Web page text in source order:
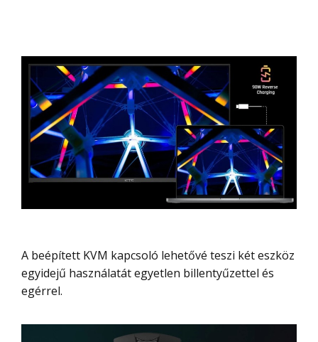
A beépített KVM kapcsoló lehetővé teszi két eszköz
egyidejű használatát egyetlen billentyűzettel és
egérrel.